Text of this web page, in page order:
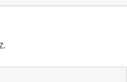
.